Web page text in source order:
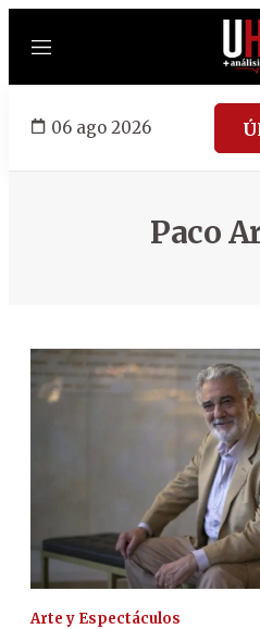
Menú
06 ago 2026
Paco
Arte y Espectáculos